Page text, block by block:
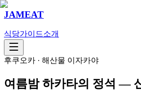
JAMEAT
식당가이드소개
후쿠오카 · 해산물 이자카야
여름밤 하카타의 정석 —